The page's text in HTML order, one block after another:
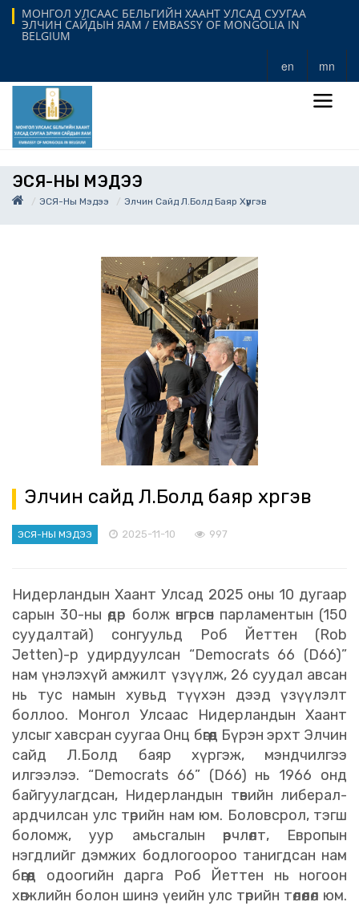
МОНГОЛ УЛСААС БЕЛЬГИЙН ХААНТ УЛСАД СУУГАА
ЭЛЧИН САЙДЫН ЯАМ / EMBASSY OF MONGOLIA IN
BELGIUM
en mn
ЭСЯ-НЫ МЭДЭЭ
ЭСЯ-Ны Мэдээ Элчин Сайд Л.Болд Баяр Хүргэв
Элчин сайд Л.Болд баяр хүргэв
ЭСЯ-НЫ МЭДЭЭ 2025-11-10 997
Нидерландын Хаант Улсад 2025 оны 10 дугаар
сарын 30-ны өдөр болж өнгөрсөн парламентын (150
суудалтай) сонгуульд Роб Йеттен (Rob
Jetten)-р удирдуулсан “Democrats 66 (D66)”
нам үнэлэхүй амжилт үзүүлж, 26 суудал авсан
нь тус намын хувьд түүхэн дээд үзүүлэлт
боллоо. Монгол Улсаас Нидерландын Хаант
улсыг хавсран суугаа Онц бөгөөд Бүрэн эрхт Элчин
сайд Л.Болд баяр хүргэж, мэндчилгээ
илгээлээ. “Democrats 66” (D66) нь 1966 онд
байгуулагдсан, Нидерландын төвийн либерал-
ардчилсан улс төрийн нам юм. Боловсрол, тэгш
боломж, уур амьсгалын өөрчлөлт, Европын
нэгдлийг дэмжих бодлогоороо танигдсан нам
бөгөөд одоогийн дарга Роб Йеттен нь ногоон
хөгжлийн болон шинэ үеийн улс төрийн төлөөлөл юм.